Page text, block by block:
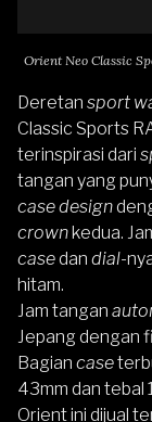
Orient Neo Classic
Deretan sport
Classic Sports
terinspirasi dari
tangan yang
case design
crownkedua.
casedan dial-
hitam.
Jam tangan
Jepang dengan
Bagian case
43mm dan tebal
Orient ini dijual